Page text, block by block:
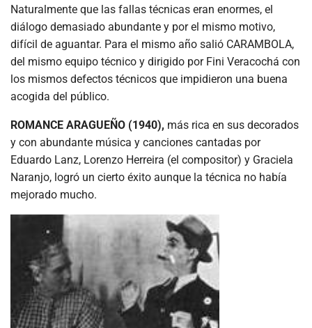
Naturalmente que las fallas técnicas eran enormes, el
diálogo demasiado abundante y por el mismo motivo,
difícil de aguantar. Para el mismo año salió CARAMBOLA,
del mismo equipo técnico y dirigido por Fini Veracochá con
los mismos defectos técnicos que impidieron una buena
acogida del público.
ROMANCE ARAGUEÑO (1940), más rica en sus decorados
y con abundante música y canciones cantadas por
Eduardo Lanz, Lorenzo Herreira (el compositor) y Graciela
Naranjo, logró un cierto éxito aunque la técnica no había
mejorado mucho.